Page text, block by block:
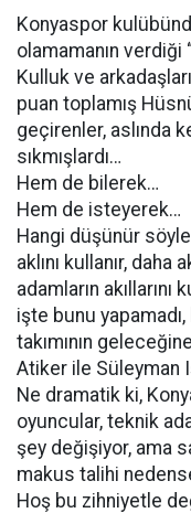
Konyaspor
olamamanın verdiği
Kulluk ve
puan toplamış
geçirenler, aslında
sıkmışlardı…
Hem de bilerek…
Hem de isteyerek…
Hangi düşünür
aklını kullanır, daha
adamların
işte bunu
takımının
Atiker ile Süleyman
Ne dramatik ki,
oyuncular, teknik
şey değişiyor, ama
makus talihi
Hoş bu zihniyetle